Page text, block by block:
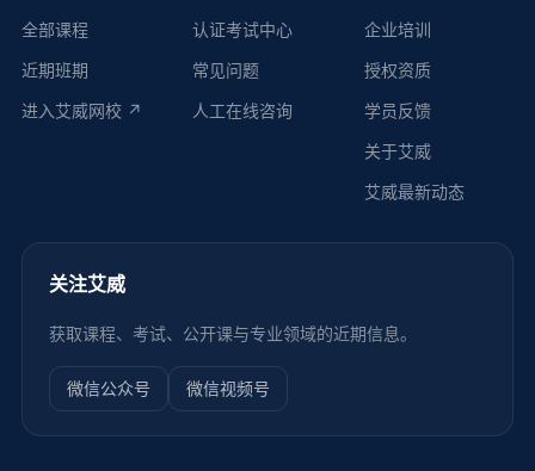
全部课程
近期班期
进入艾威网校 ↗
认证考试中心
常见问题
人工在线咨询
企业培训
授权资质
学员反馈
关于艾威
艾威最新动态
关注艾威
获取课程、考试、公开课与专业领域的近期信息。
微信公众号 微信视频号